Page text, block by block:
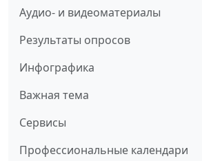
Аудио- и видеоматериалы
Результаты опросов
Инфографика
Важная тема
Сервисы
Профессиональные календари